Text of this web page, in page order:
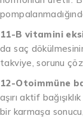
11-B vitamini
da saç
takviye, sorunu
12-Otoimmüne
aşırı aktif
bir karmaşa